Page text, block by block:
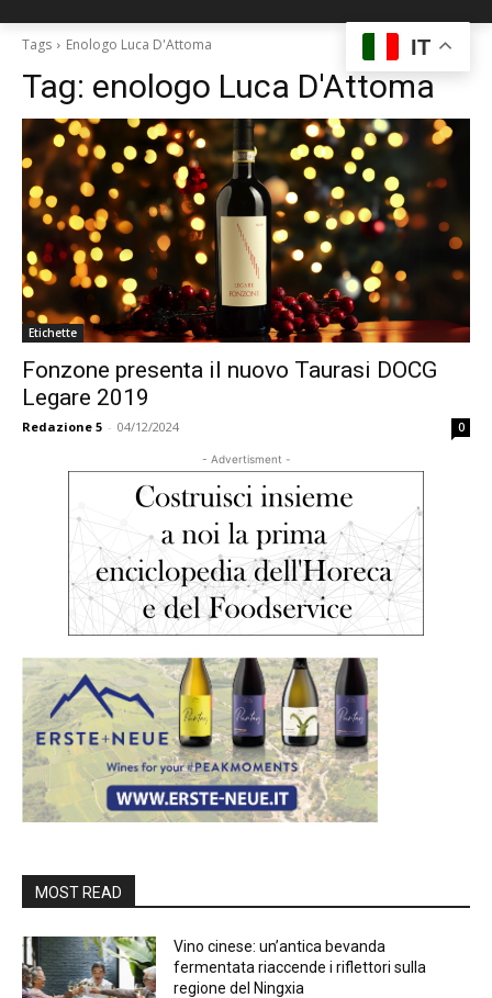
Tags Enologo Luca D'Attoma
Tag: enologo Luca D'Attoma
Etichette
Fonzone presenta il nuovo Taurasi DOCG
Legare 2019
Redazione 5 - 04/12/2024 0
- Advertisment -
MOST READ
Vino cinese: un’antica bevanda
fermentata riaccende i riflettori sulla
regione del Ningxia
IT